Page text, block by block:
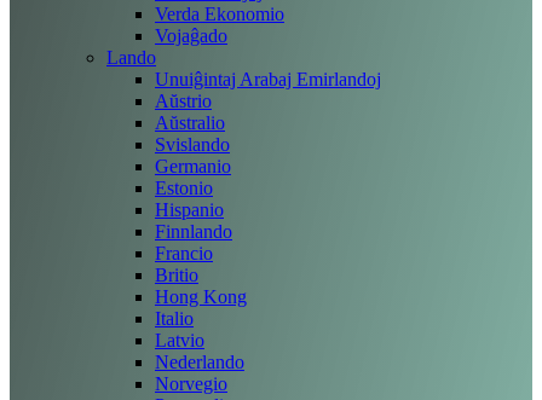
Verda Ekonomio
Vojaĝado
Lando
Unuiĝintaj Arabaj Emirlandoj
Aŭstrio
Aŭstralio
Svislando
Germanio
Estonio
Hispanio
Finnlando
Francio
Britio
Hong Kong
Italio
Latvio
Nederlando
Norvegio